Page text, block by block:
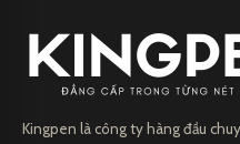
Kingpen là công ty hàng đầu